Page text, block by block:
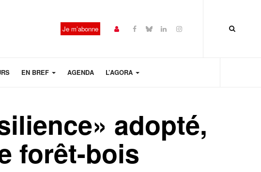
Je m’abonne
EN BREF AGENDA L’AGORA
adopté,
forêt-bois